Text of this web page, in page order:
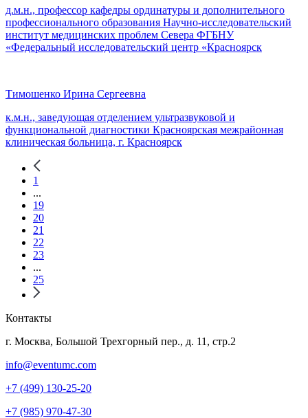
д.м.н., профессор кафедры ординатуры и дополнительного
профессионального образования Научно-исследовательский
институт медицинских проблем Севера ФГБНУ
«Федеральный исследовательский центр «Красноярск
Тимошенко Ирина Сергеевна
к.м.н., заведующая отделением ультразвуковой и
функциональной диагностики Красноярская межрайонная
клиническая больница, г. Красноярск
1
...
19
20
21
22
23
...
25
Контакты
г. Москва, Большой Трехгорный пер., д. 11, стр.2
info@eventumc.com
+7 (499) 130-25-20
+7 (985) 970-47-30